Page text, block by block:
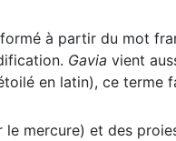
à partir du mot
Gavia vient
en latin), ce terme
mercure) et des